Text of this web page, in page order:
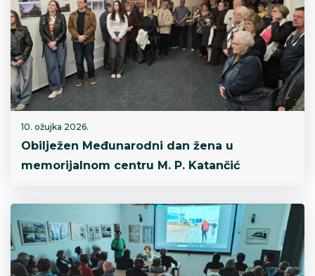
10. ožujka 2026.
Obilježen Međunarodni dan žena u
memorijalnom centru M. P. Katančić